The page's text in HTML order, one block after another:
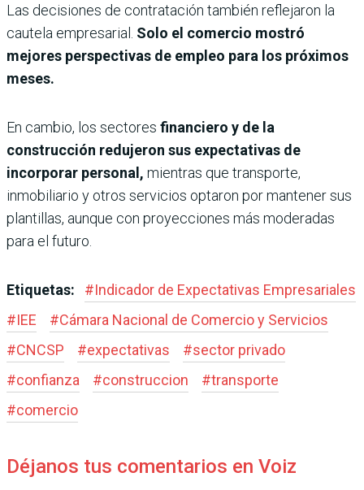
Las decisiones de contratación también reflejaron la
cautela empresarial.
Solo el comercio mostró
mejores perspectivas de empleo para los próximos
meses.
En cambio, los sectores financiero y de la
construcción redujeron sus expectativas de
incorporar personal, mientras que transporte,
inmobiliario y otros servicios optaron por mantener sus
plantillas, aunque con proyecciones más moderadas
para el futuro.
Etiquetas: #Indicador de Expectativas Empresariales
#IEE #Cámara Nacional de Comercio y Servicios
#CNCSP #expectativas #sector privado
#confianza #construccion #transporte
#comercio
Déjanos tus comentarios en Voiz